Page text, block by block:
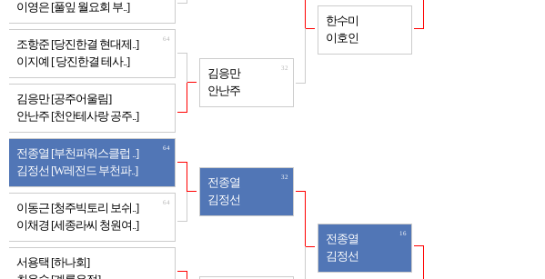
이영은 [풀잎 월요회 부..]
조항준 [당진한결 현대제..]
이지예 [ 당진한결 테사..]
64
김응만 [공주어울림]
안난주 [천안테사랑 공주..]
전종열 [부천파워스클럽 ..]
김정선 [W레전드 부천파..]
64
이동근 [청주빅토리 보쉬..]
이채경 [세종라씨 청원여..]
64
서용택 [하나회]
김응만
안난주
32
전종열
김정선
32
한수미
이호인
전종열
김정선
16